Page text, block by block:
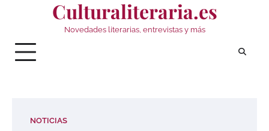
Culturaliteraria.es
Novedades literarias, entrevistas y más
NOTICIAS